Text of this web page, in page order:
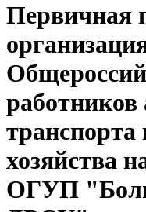
Первичная
работников
транспорта
хозяйства
ОГУП